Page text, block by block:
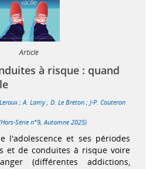
Article
à risque : quand
; A. Lamy; D. Le Breton ; J-P. Couteron
Série n°9, Automne 2025)
l'adolescence et ses périodes
et de conduites à risque voire
(différentes addictions,